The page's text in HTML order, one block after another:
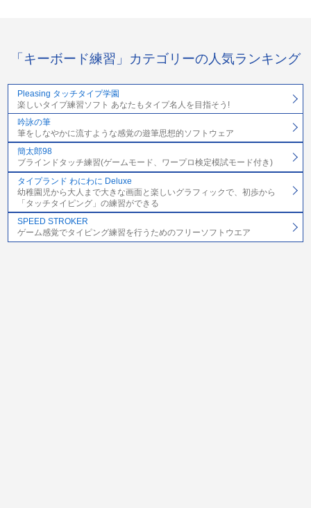
「キーボード練習」カテゴリーの人気ランキング
Pleasing タッチタイプ学園
楽しいタイプ練習ソフト あなたもタイプ名人を目指そう!
吟詠の筆
筆をしなやかに流すような感覚の遊筆思想的ソフトウェア
簡太郎98
ブラインドタッチ練習(ゲームモード、ワープロ検定模試モード付き)
タイプランド わにわに Deluxe
幼稚園児から大人まで大きな画面と楽しいグラフィックで、初歩から
「タッチタイピング」の練習ができる
SPEED STROKER
ゲーム感覚でタイピング練習を行うためのフリーソフトウエア